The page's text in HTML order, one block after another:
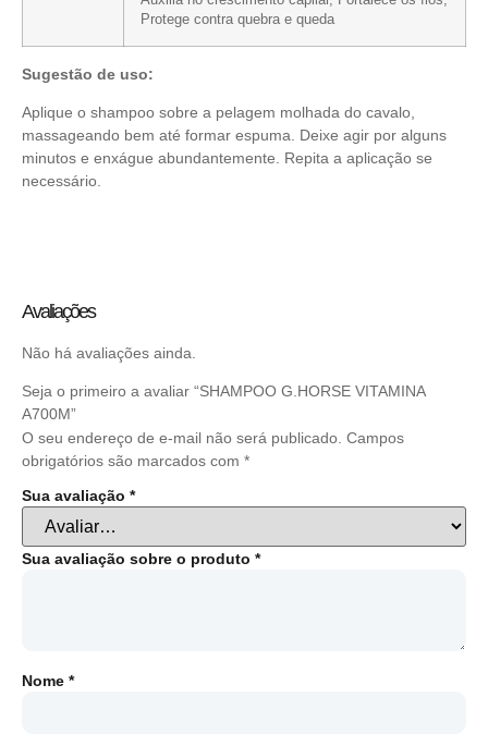
Protege contra quebra e queda
Sugestão de uso:
Aplique o shampoo sobre a pelagem molhada do cavalo,
massageando bem até formar espuma. Deixe agir por alguns
minutos e enxágue abundantemente. Repita a aplicação se
necessário.
Avaliações
Não há avaliações ainda.
Seja o primeiro a avaliar “SHAMPOO G.HORSE VITAMINA
A700M”
O seu endereço de e-mail não será publicado. Campos
obrigatórios são marcados com *
Sua avaliação *
Sua avaliação sobre o produto *
Nome *